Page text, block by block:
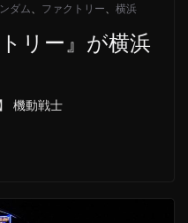
ダム、 ファクトリー、 横浜
リー』が横浜
機動戦士